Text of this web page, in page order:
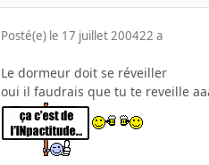
Posté(e) le 17 juillet 200422 a
Le dormeur doit se réveiller
oui il faudrais que tu te reveille